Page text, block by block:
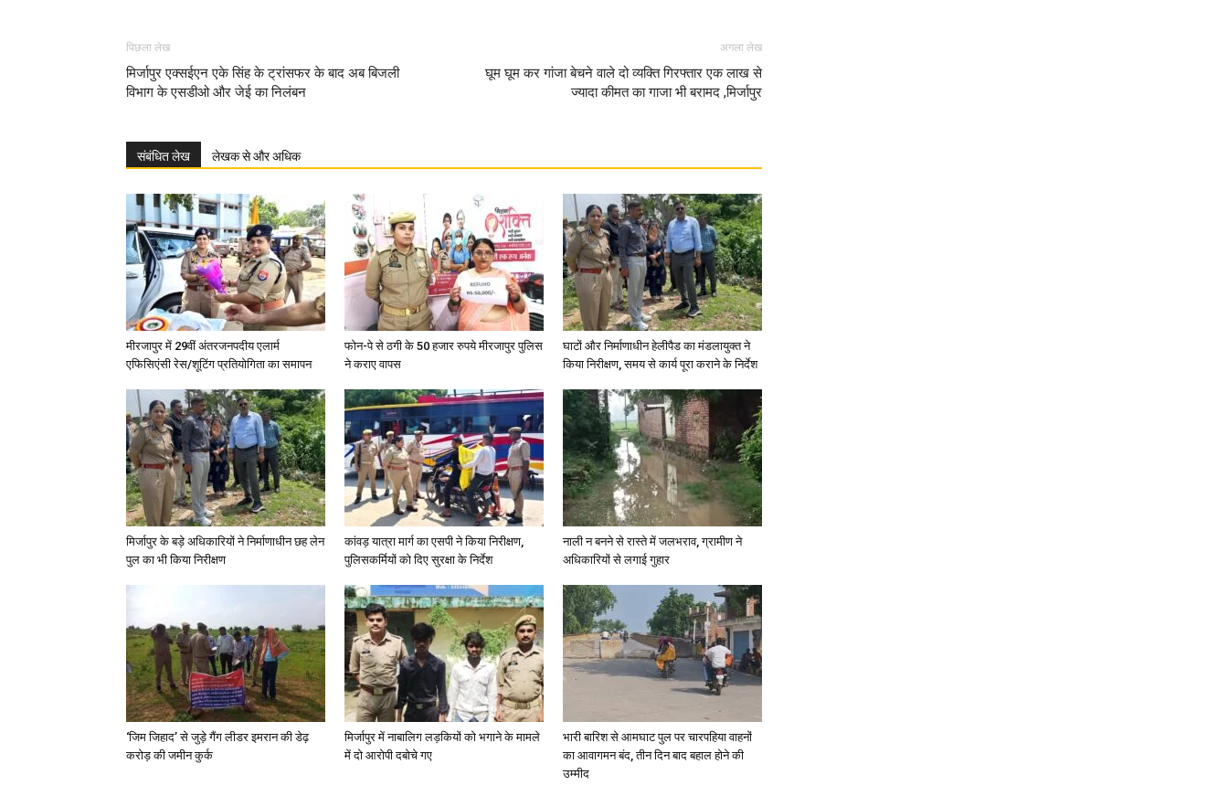
पिछला लेख
मिर्जापुर एक्सईएन एके सिंह के ट्रांसफर के बाद अब बिजली
विभाग के एसडीओ और जेई का निलंबन
अगला लेख
घूम घूम कर गांजा बेचने वाले दो व्यक्ति गिरफ्तार एक लाख से
ज्यादा कीमत का गाजा भी बरामद ,मिर्जापुर
संबंधित लेख लेखक से और अधिक
मीरजापुर में 29वीं अंतरजनपदीय एलार्म
एफिसिएंसी रेस/शूटिंग प्रतियोगिता का समापन
फोन-पे से ठगी के 50 हजार रुपये मीरजापुर पुलिस
ने कराए वापस
घाटों और निर्माणाधीन हेलीपैड का मंडलायुक्त ने
किया निरीक्षण, समय से कार्य पूरा कराने के निर्देश
मिर्जापुर के बड़े अधिकारियों ने निर्माणाधीन छह लेन
पुल का भी किया निरीक्षण
कांवड़ यात्रा मार्ग का एसपी ने किया निरीक्षण,
पुलिसकर्मियों को दिए सुरक्षा के निर्देश
नाली न बनने से रास्ते में जलभराव, ग्रामीण ने
अधिकारियों से लगाई गुहार
‘जिम जिहाद’ से जुड़े गैंग लीडर इमरान की डेढ़
करोड़ की जमीन कुर्क
मिर्जापुर में नाबालिग लड़कियों को भगाने के मामले
में दो आरोपी दबोचे गए
भारी बारिश से आमघाट पुल पर चारपहिया वाहनों
का आवागमन बंद, तीन दिन बाद बहाल होने की
उम्मीद